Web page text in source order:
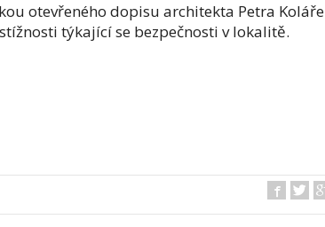
otevřeného dopisu architekta Petra Koláře
týkající se bezpečnosti v lokalitě.